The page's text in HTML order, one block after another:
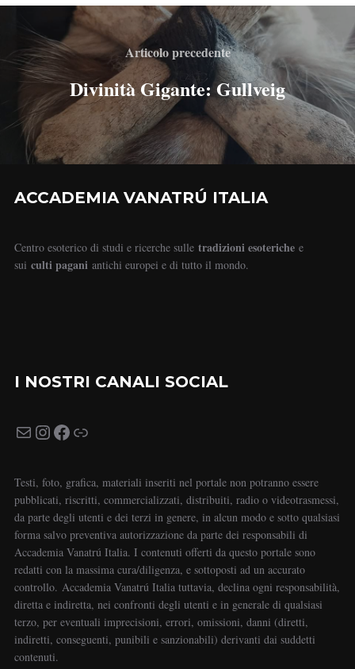
Articolo precedente
Divinità Gigante: Gullveig
ACCADEMIA VANATRÚ ITALIA
Centro esoterico di studi e ricerche sulletradizioni esoterichee
sui culti paganiantichi europei e di tutto il mondo.
I NOSTRI CANALI SOCIAL
Testi, foto, grafica, materiali inseriti nel portale non potranno essere
pubblicati, riscritti, commercializzati, distribuiti, radio o videotrasmessi,
da parte degli utenti e dei terzi in genere, in alcun modo e sotto qualsiasi
forma salvo preventiva autorizzazione da parte dei responsabili di
Accademia Vanatrú Italia. I contenuti offerti da questo portale sono
redatti con la massima cura/diligenza, e sottoposti ad un accurato
controllo. Accademia Vanatrú Italia tuttavia, declina ogni responsabilità,
diretta e indiretta, nei confronti degli utenti e in generale di qualsiasi
terzo, per eventuali imprecisioni, errori, omissioni, danni (diretti,
indiretti, conseguenti, punibili e sanzionabili) derivanti dai suddetti
contenuti.